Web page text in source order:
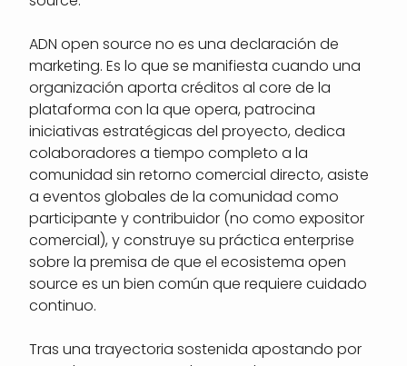
ADN open source no es una declaración de
marketing. Es lo que se manifiesta cuando una
organización aporta créditos al core de la
plataforma con la que opera, patrocina
iniciativas estratégicas del proyecto, dedica
colaboradores a tiempo completo a la
comunidad sin retorno comercial directo, asiste
a eventos globales de la comunidad como
participante y contribuidor (no como expositor
comercial), y construye su práctica enterprise
sobre la premisa de que el ecosistema open
source es un bien común que requiere cuidado
continuo.
Tras una trayectoria sostenida apostando por